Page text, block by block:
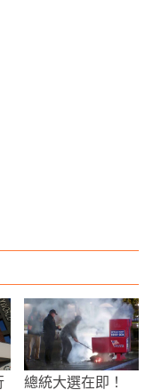
總統大選在即！